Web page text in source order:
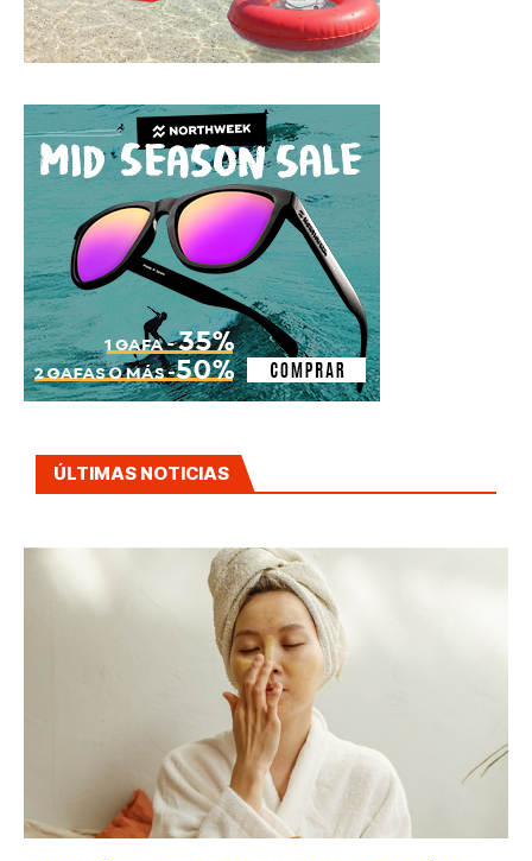
ÚLTIMAS NOTICIAS